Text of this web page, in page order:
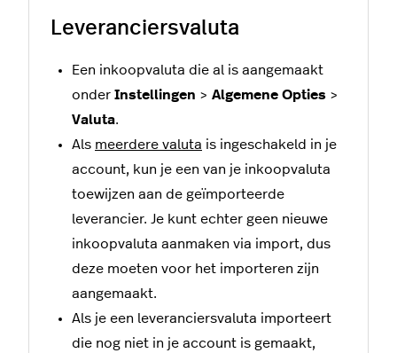
Leveranciersvaluta
Een inkoopvaluta die al is aangemaakt
onder Instellingen > Algemene Opties >
Valuta.
Als meerdere valuta is ingeschakeld in je
account, kun je een van je inkoopvaluta
toewijzen aan de geïmporteerde
leverancier. Je kunt echter geen nieuwe
inkoopvaluta aanmaken via import, dus
deze moeten voor het importeren zijn
aangemaakt.
Als je een leveranciersvaluta importeert
die nog niet in je account is gemaakt,